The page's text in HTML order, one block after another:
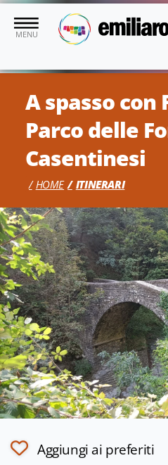
Vai al contenuto principale
MENU
A spasso con
Parco delle
Casentinesi
HOME ITINERARI
Aggiungi ai preferiti